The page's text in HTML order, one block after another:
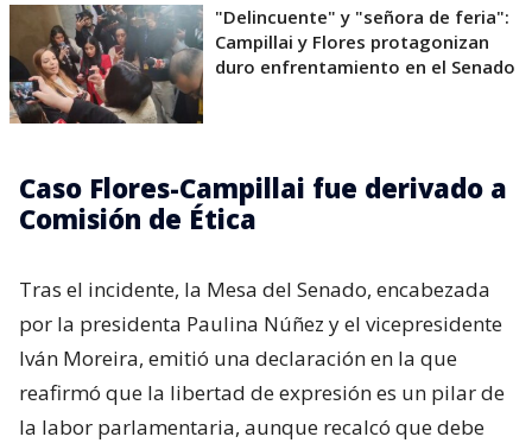
"Delincuente" y "señora de feria":
Campillai y Flores protagonizan
duro enfrentamiento en el Senado
Caso Flores-Campillai fue derivado a
Comisión de Ética
Tras el incidente, la Mesa del Senado, encabezada
por la presidenta Paulina Núñez y el vicepresidente
Iván Moreira, emitió una declaración en la que
reafirmó que la libertad de expresión es un pilar de
la labor parlamentaria, aunque recalcó que debe